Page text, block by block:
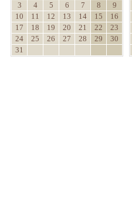
3
4 5 6 7 8
9
10
11 12 13 14 15
16
17
18 19 20 21 22
23
24
25 26 27 28 29
30
31